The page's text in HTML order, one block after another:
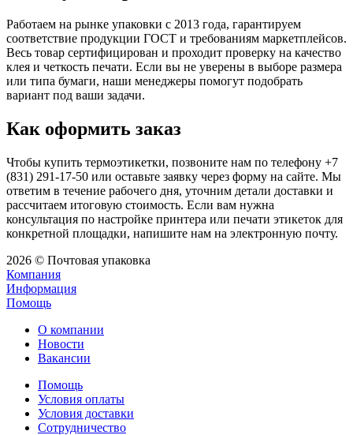
Работаем на рынке упаковки с 2013 года, гарантируем
соответствие продукции ГОСТ и требованиям маркетплейсов.
Весь товар сертифицирован и проходит проверку на качество
клея и четкость печати. Если вы не уверены в выборе размера
или типа бумаги, наши менеджеры помогут подобрать
вариант под ваши задачи.
Как оформить заказ
Чтобы купить термоэтикетки, позвоните нам по телефону +7
(831) 291-17-50 или оставьте заявку через форму на сайте. Мы
ответим в течение рабочего дня, уточним детали доставки и
рассчитаем итоговую стоимость. Если вам нужна
консультация по настройке принтера или печати этикеток для
конкретной площадки, напишите нам на электронную почту.
2026 © Почтовая упаковка
Компания
Информация
Помощь
О компании
Новости
Вакансии
Помощь
Условия оплаты
Условия доставки
Сотрудничество